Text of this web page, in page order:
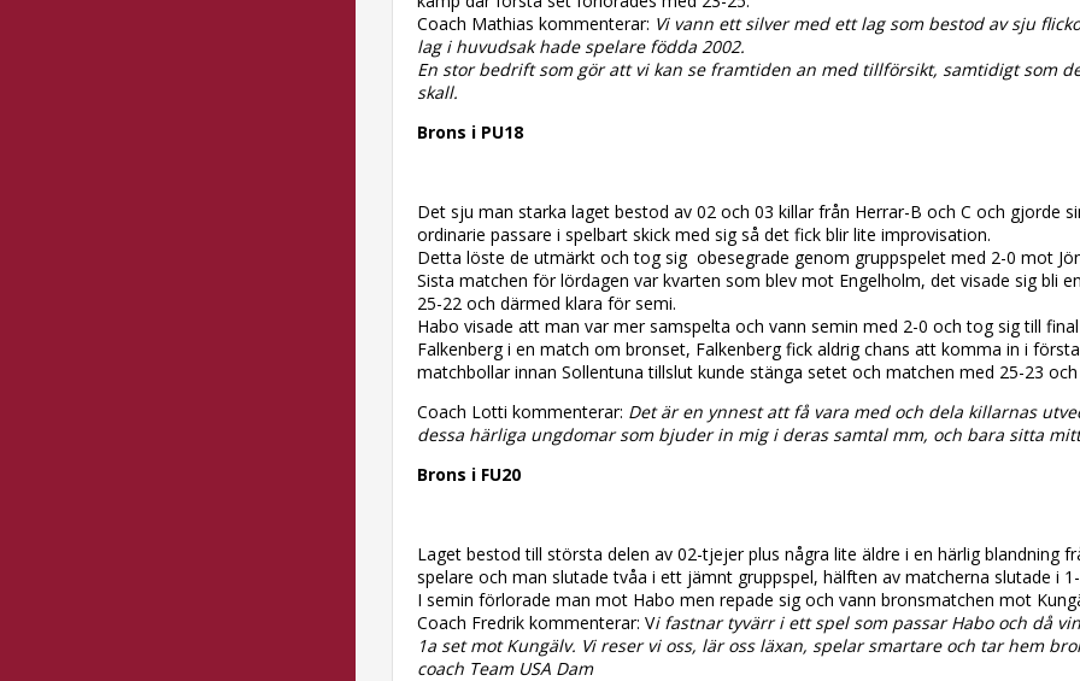
Coach Mathias kommenterar: Vi vann ett silver med ett lag som bestod av sju
lag i huvudsak hade spelare födda 2002.
En stor bedrift som gör att vi kan se framtiden an med tillförsikt, samtidigt som
skall.
Brons i PU18
Det sju man starka laget bestod av 02 och 03 killar från Herrar-B och C och gjorde
ordinarie passare i spelbart skick med sig så det fick blir lite improvisation.
Detta löste de utmärkt och tog sig obesegrade genom gruppspelet med 2-0 mot
Sista matchen för lördagen var kvarten som blev mot Engelholm, det visade sig bli
25-22 och därmed klara för semi.
Habo visade att man var mer samspelta och vann semin med 2-0 och tog sig till
Falkenberg i en match om bronset, Falkenberg fick aldrig chans att komma in i
matchbollar innan Sollentuna tillslut kunde stänga setet och matchen med 25-23
Coach Lotti kommenterar: Det är en ynnest att få vara med och dela killarnas
dessa härliga ungdomar som bjuder in mig i deras samtal mm, och bara sitta
Brons i FU20
Laget bestod till största delen av 02-tjejer plus några lite äldre i en härlig blandning
spelare och man slutade tvåa i ett jämnt gruppspel, hälften av matcherna slutade i
I semin förlorade man mot Habo men repade sig och vann bronsmatchen mot
Coach Fredrik kommenterar: Vi fastnar tyvärr i ett spel som passar Habo och då
1a set mot Kungälv. Vi reser vi oss, lär oss läxan, spelar smartare och tar hem
coach Team USA Dam